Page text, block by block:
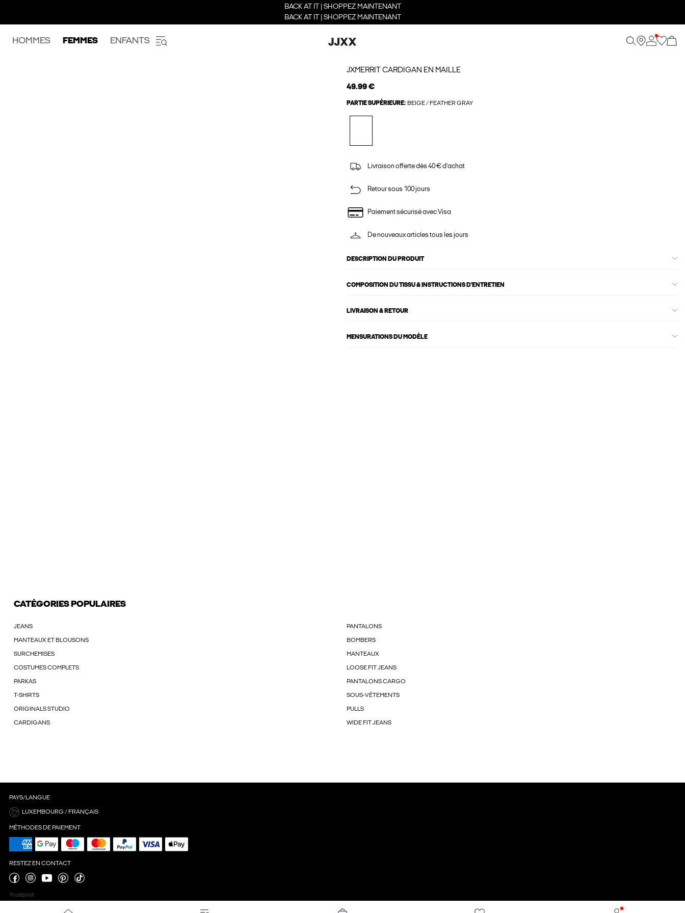
BACK AT IT | SHOPPEZ MAINTENANT
BACK AT IT | SHOPPEZ MAINTENANT
HOMMES FEMMES ENFANTS
JXMERRIT CARDIGAN EN MAILLE
49.99 €
PARTIE SUPÉRIEURE: BEIGE / FEATHER GRAY
Livraison offerte dès 40 € d'achat
Retour sous 100 jours
Paiement sécurisé avec Visa
De nouveaux articles tous les jours
DESCRIPTION DU PRODUIT
COMPOSITION DU TISSU & INSTRUCTIONS D'ENTRETIEN
LIVRAISON & RETOUR
MENSURATIONS DU MODÈLE
CATÉGORIES POPULAIRES
JEANS PANTALONS
MANTEAUX ET BLOUSONS BOMBERS
SURCHEMISES MANTEAUX
COSTUMES COMPLETS LOOSE FIT JEANS
PARKAS PANTALONS CARGO
T-SHIRTS SOUS-VÊTEMENTS
ORIGINALS STUDIO PULLS
CARDIGANS WIDE FIT JEANS
PAYS/LANGUE
LUXEMBOURG / FRANÇAIS
MÉTHODES DE PAIEMENT
RESTEZ EN CONTACT
Trustpilot